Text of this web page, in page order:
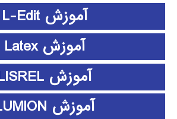
آموزش L-Edit
آموزش Latex
آموزش LISREL
آموزش LUMION